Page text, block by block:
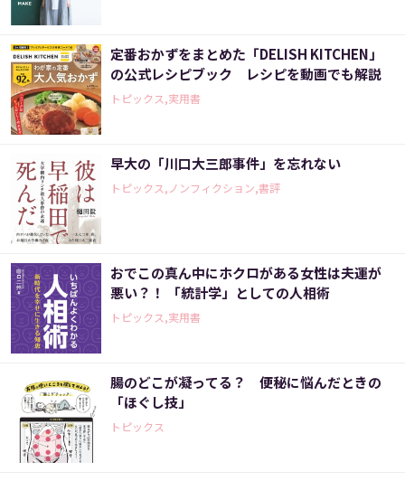
定番おかずをまとめた「DELISH KITCHEN」
の公式レシピブック レシピを動画でも解説
トピックス,実用書
早大の「川口大三郎事件」を忘れない
トピックス,ノンフィクション,書評
おでこの真ん中にホクロがある女性は夫運が
悪い？！ 「統計学」としての人相術
トピックス,実用書
腸のどこが凝ってる？ 便秘に悩んだときの
「ほぐし技」
トピックス